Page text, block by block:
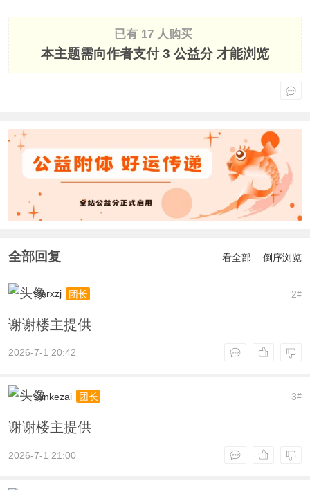
已有 17 人购买
本主题需向作者支付3 公益分才能浏览
全部回复 看全部 倒序浏览
2#
starxzj 团长
谢谢楼主提供
2026-7-1 20:42
3#
sunkezai 团长
谢谢楼主提供
2026-7-1 21:00